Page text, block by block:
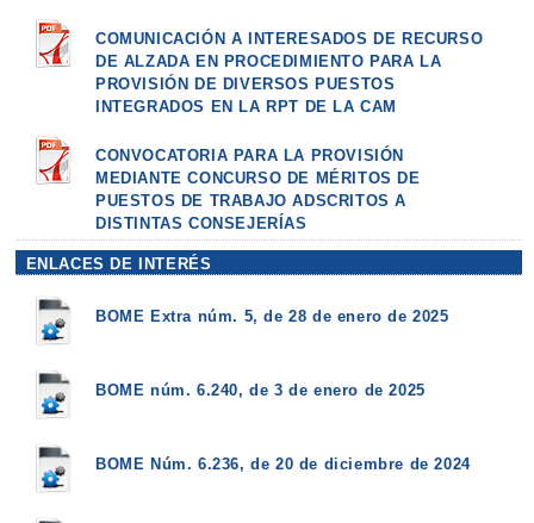
COMUNICACIÓN A INTERESADOS DE RECURSO
DE ALZADA EN PROCEDIMIENTO PARA LA
PROVISIÓN DE DIVERSOS PUESTOS
INTEGRADOS EN LA RPT DE LA CAM
CONVOCATORIA PARA LA PROVISIÓN
MEDIANTE CONCURSO DE MÉRITOS DE
PUESTOS DE TRABAJO ADSCRITOS A
DISTINTAS CONSEJERÍAS
ENLACES DE INTERÉS
BOME Extra núm. 5, de 28 de enero de 2025
BOME núm. 6.240, de 3 de enero de 2025
BOME Núm. 6.236, de 20 de diciembre de 2024